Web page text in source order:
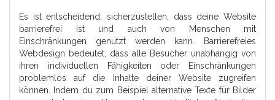
Es ist entscheidend, sicherzustellen, dass deine Website
barrierefrei ist und auch von Menschen mit
Einschränkungen genutzt werden kann. Barrierefreies
Webdesign bedeutet, dass alle Besucher unabhängig von
ihren individuellen Fähigkeiten oder Einschränkungen
problemlos auf die Inhalte deiner Website zugreifen
können. Indem du zum Beispiel alternative Texte für Bilder